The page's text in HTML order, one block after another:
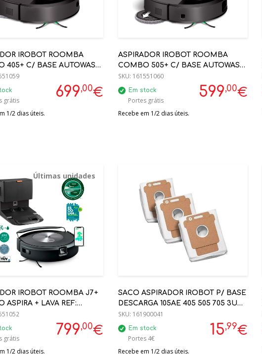
IROBOT ROOMBA
405+ C/ BASE AUTOWASH
699,00€
grátis
1/2 dias úteis.
ASPIRADOR IROBOT ROOMBA
COMBO 505+ C/ BASE AUTOWASH
- IRN185040
599,00€
SKU: 161551060
Em stock
Portes grátis
Recebe em 1/2 dias úteis.
Últimas unidades
IROBOT ROOMBA J7+
ASPIRA + LAVA REF:
799,00€
grátis
1/2 dias úteis.
SACO ASPIRADOR IROBOT P/ BASE
DESCARGA 105AE 405 505 705 3UDS
(IR4849916 )
15,99€
SKU: 161900041
Em stock
Portes 4€
Recebe em 1/2 dias úteis.